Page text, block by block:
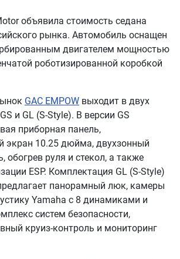
объявила стоимость седана
рынка. Автомобиль оснащен
двигателем мощностью
роботизированной коробкой
GAC EMPOW выходит в двух
и GL (S-Style). В версии GS
приборная панель,
экран 10.25 дюйма, двухзонный
обогрев руля и стекол, а также
ESP. Комплектация GL (S-Style)
панорамный люк, камеры
Yamaha с 8 динамиками и
систем безопасности,
круиз-контроль и мониторинг